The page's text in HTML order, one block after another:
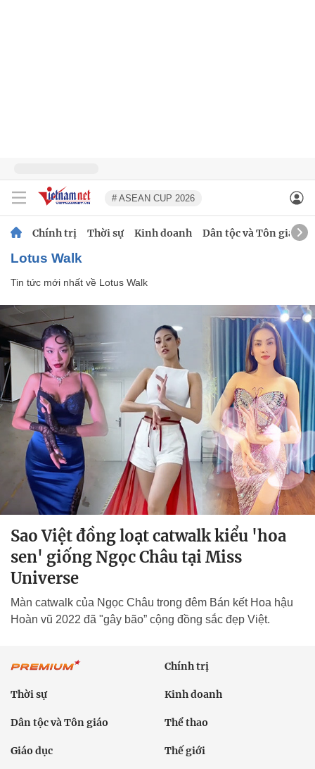
# ASEAN CUP 2026
Chính trị Thời sự Kinh doanh Dân tộc và Tôn giáo
Lotus Walk
Tin tức mới nhất về Lotus Walk
Sao Việt đồng loạt catwalk kiểu 'hoa
sen' giống Ngọc Châu tại Miss
Universe
Màn catwalk của Ngọc Châu trong đêm Bán kết Hoa hậu
Hoàn vũ 2022 đã "gây bão” cộng đồng sắc đẹp Việt.
Chính trị
Thời sự Kinh doanh
Dân tộc và Tôn giáo Thể thao
Giáo dục Thế giới